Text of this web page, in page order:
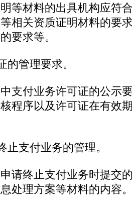
等材料的出具机构应符
相关资质证明材料的要
要求等。
管理要求。
付业务许可证的公示
程序以及许可证在有效
支付业务的管理。
终止支付业务时提交
处理方案等材料的内容